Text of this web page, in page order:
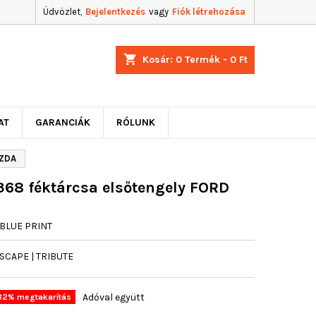
Üdvözlet, Bejelentkezés vagy Fiók létrehozása
shopping_cart Kosár: 0 Termék - 0 Ft
GARANCIÁK RÓLUNK
féktárcsa elsőtengely FORD
BLUE PRINT
| TRIBUTE
megtakarítás Adóval együtt